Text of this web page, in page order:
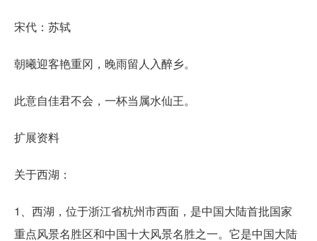
宋代：苏轼
朝曦迎客艳重冈，晚雨留人入醉乡。
此意自佳君不会，一杯当属水仙王。
扩展资料
关于西湖：
1、西湖，位于浙江省杭州市西面，是中国大陆首批国家
重点风景名胜区和中国十大风景名胜之一。它是中国大陆